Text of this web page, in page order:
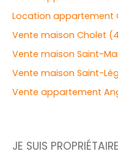
Location appartement
Vente maison Cholet
Vente maison Saint-
Vente maison Saint-
Vente appartement
JE SUIS PROPRIÉTAIRE